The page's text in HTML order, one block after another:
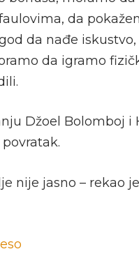
da
da nađe
da igramo
Džoel Bolomboj i
nije jasno – rekao